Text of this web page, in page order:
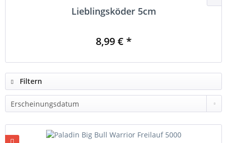
Lieblingsköder 5cm
8,99 € *
Filtern